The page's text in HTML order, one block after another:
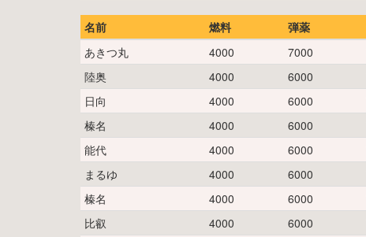
名前 燃料 弾薬
あきつ丸
4000 7000
陸奥
4000 6000
日向
4000 6000
榛名
4000 6000
能代
4000 6000
まるゆ
4000 6000
榛名
4000 6000
比叡
4000 6000